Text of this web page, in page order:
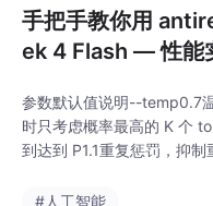
手把手教你用
ek 4 Flash — 性能
参数默认值说明--temp0.7
时只考虑概率最高的 K 个
到达到 P1.1重复惩罚，抑
了本地 AI 推理的一个新方
#人工智能